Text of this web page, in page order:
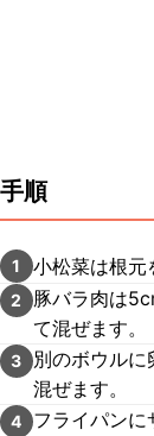
手順
1 小松菜は根元
2
豚バラ肉は
て混ぜます。
3
別のボウル
混ぜます。
4
フライパンに